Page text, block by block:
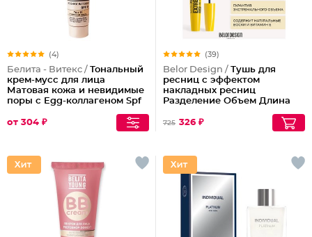
(4)
Белита - Витекс / Тональный
крем-мусс для лица
Матовая кожа и невидимые
поры с Egg-коллагеном Spf
от 304 ₽
(39)
Belor Design / Тушь для
ресниц с эффектом
накладных ресниц
Разделение Объем Длина
725 326 ₽